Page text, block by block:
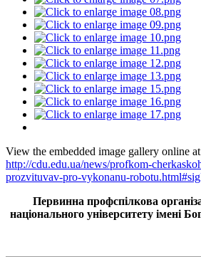
View the embedded image gallery online
http://cdu.edu.ua/news/profkom-
prozvituvav-pro-vykonanu-
Первинна профспілкова
національного університету імені